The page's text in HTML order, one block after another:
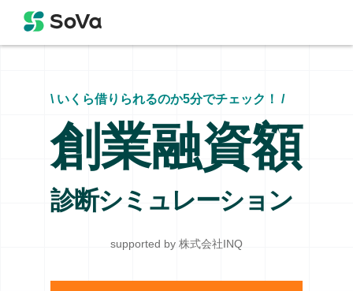
\ いくら借りられるのか5分でチェック！ /
創業融資額
診断シミュレーション
supported by 株式会社INQ